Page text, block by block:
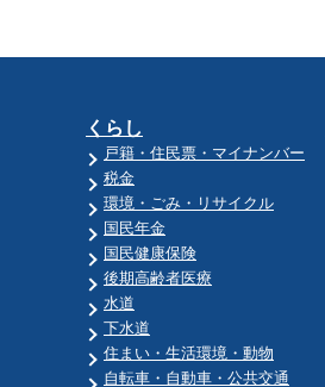
くらし
戸籍・住民票・マイナンバー
税金
環境・ごみ・リサイクル
国民年金
国民健康保険
後期高齢者医療
水道
下水道
住まい・生活環境・動物
自転車・自動車・公共交通